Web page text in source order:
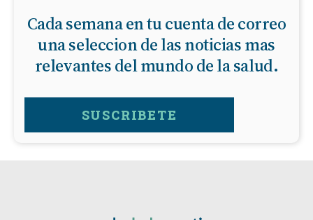
Cada semana en tu cuenta de correo
una seleccion de las noticias mas
relevantes del mundo de la salud.
SUSCRIBETE